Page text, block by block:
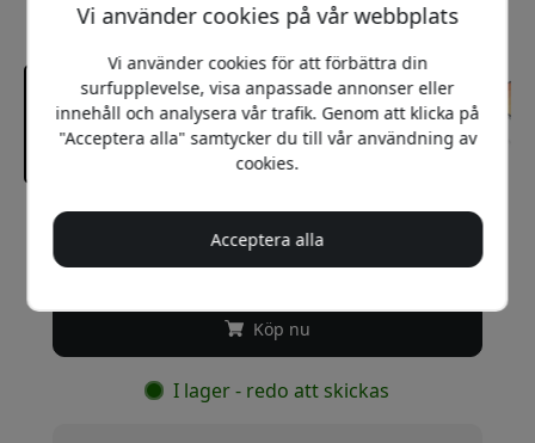
Rekommenderat pris
699 SEK
Köp nu
I lager - redo att skickas
Vi använder cookies på vår webbplats
Vi använder cookies för att förbättra din
surfupplevelse, visa anpassade annonser eller
innehåll och analysera vår trafik. Genom att klicka på
"Acceptera alla" samtycker du till vår användning av
cookies.
Acceptera alla